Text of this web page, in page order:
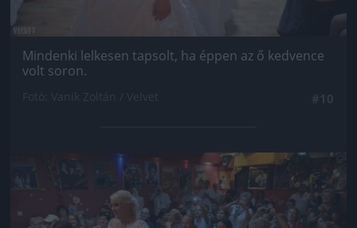
Mindenki lelkesen tapsolt, ha éppen az ő kedvence
volt soron.
Jön még kép!